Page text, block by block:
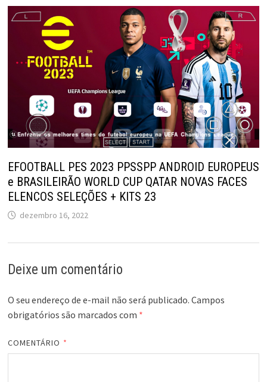
EFOOTBALL PES 2023 PPSSPP ANDROID EUROPEUS
e BRASILEIRÃO WORLD CUP QATAR NOVAS FACES
ELENCOS SELEÇÕES + KITS 23
dezembro 16, 2022
Deixe um comentário
O seu endereço de e-mail não será publicado. Campos
obrigatórios são marcados com *
COMENTÁRIO *